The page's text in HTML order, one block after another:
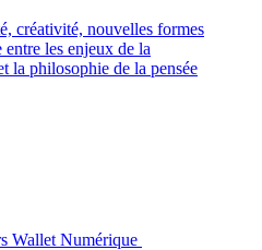
créativité, nouvelles formes
les enjeux de la
la philosophie de la pensée
Wallet Numérique